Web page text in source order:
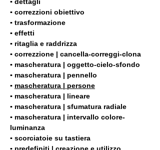
▪️ correzzioni obiettivo
▪️ trasformazione
▪️ effetti
▪️ ritaglia e raddrizza
▪️ correzzione | cancella-correggi-clona
▪️ mascheratura | oggetto-cielo-sfondo
▪️ mascheratura | pennello
▪️ mascheratura | persone
▪️ mascheratura | lineare
▪️ mascheratura | sfumatura radiale
▪️ mascheratura | intervallo colore-
luminanza
▪️ scorciatoie su tastiera